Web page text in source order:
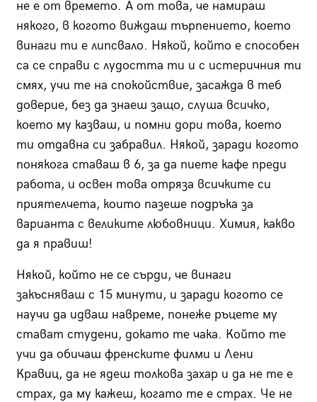
не е от времето. А от това, че намираш
някого, в когото виждаш търпението, което
винаги ти е липсвало. Някой, който е способен
са се справи с лудостта ти и с истеричния ти
смях, учи те на спокойствие, засажда в теб
доверие, без да знаеш защо, слуша всичко,
което му казваш, и помни дори това, което
ти отдавна си забравил. Някой, заради когото
понякога ставаш в 6, за да пиете кафе преди
работа, и освен това отряза всичките си
приятелчета, които пазеше подръка за
варианта с великите любовници. Химия, какво
да я правиш!
Някой, който не се сърди, че винаги
закъсняваш с 15 минути, и заради когото се
научи да идваш навреме, понеже ръцете му
стават студени, докато те чака. Който те
учи да обичаш френските филми и Лени
Кравиц, да не ядеш толкова захар и да не те е
страх, да му кажеш, когато те е страх. Че не